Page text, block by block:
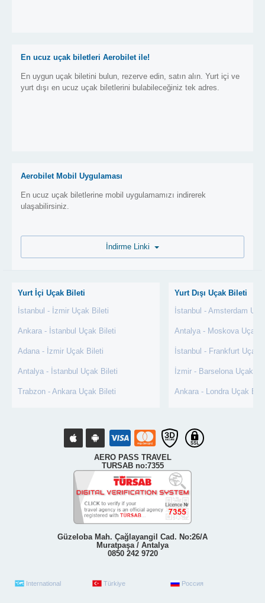
En ucuz uçak biletleri Aerobilet ile!
En uygun uçak biletini bulun, rezerve edin, satın alın. Yurt içi ve
yurt dışı en ucuz uçak biletlerini bulabileceğiniz tek adres.
Aerobilet Mobil Uygulaması
En ucuz uçak biletlerine mobil uygulamamızı indirerek
ulaşabilirsiniz.
Yurt İçi Uçak Bileti
İstanbul - İzmir Uçak Bileti
Ankara - İstanbul Uçak Bileti
Adana - İzmir Uçak Bileti
Antalya - İstanbul Uçak Bileti
Trabzon - Ankara Uçak Bileti
Yurt Dışı Uçak Bileti
İstanbul - Amsterdam
Antalya - Moskova Uçak
İstanbul - Frankfurt Uçak
İzmir - Barselona Uçak
Ankara - Londra Uçak
AERO PASS TRAVEL
TURSAB no:7355
Güzeloba Mah. Çağlayangil Cad. No:26/A
Muratpaşa / Antalya
0850 242 9720
International Türkiye Россия